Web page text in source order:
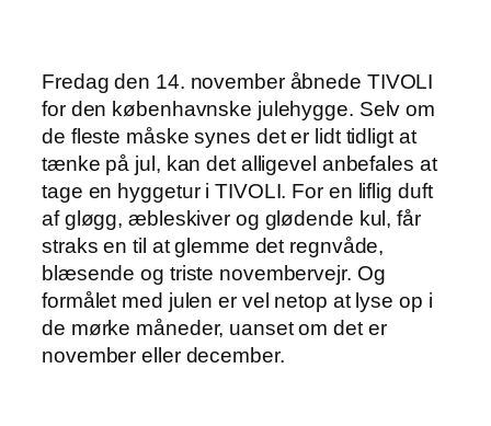
Fredag den 14. november åbnede TIVOLI
for den københavnske julehygge. Selv om
de fleste måske synes det er lidt tidligt at
tænke på jul, kan det alligevel anbefales at
tage en hyggetur i TIVOLI. For en liflig duft
af gløgg, æbleskiver og glødende kul, får
straks en til at glemme det regnvåde,
blæsende og triste novembervejr. Og
formålet med julen er vel netop at lyse op i
de mørke måneder, uanset om det er
november eller december.